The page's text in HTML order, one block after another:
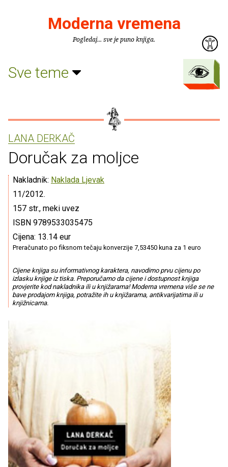
Moderna vremena
Pogledaj... sve je puno knjiga.
Sve teme
LANA DERKAČ
Doručak za moljce
Nakladnik: Naklada Ljevak
11/2012.
157 str., meki uvez
ISBN 9789533035475
Cijena: 13.14 eur
Preračunato po fiksnom tečaju konverzije 7,53450 kuna za 1 euro
Cijene knjiga su informativnog karaktera, navodimo prvu cijenu po
izlasku knjige iz tiska. Preporučamo da cijene i dostupnost knjiga
provjerite kod nakladnika ili u knjižarama! Moderna vremena više se ne
bave prodajom knjiga, potražite ih u knjižarama, antikvarijatima ili u
knjižnicama.